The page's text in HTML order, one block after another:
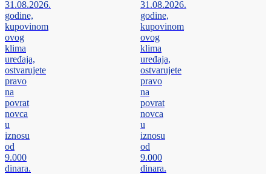
31.08.2026.
godine,
kupovinom
ovog
klima
uređaja,
ostvarujete
pravo
na
povrat
novca
u
iznosu
od
9.000
dinara.
31.08.2026.
godine,
kupovinom
ovog
klima
uređaja,
ostvarujete
pravo
na
povrat
novca
u
iznosu
od
9.000
dinara.